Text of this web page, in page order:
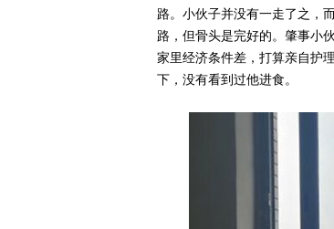
路。小伙子并没有一走了之，
路，但骨头是完好的。肇事小
家里经济条件差，打算亲自护
下，没有看到过他进食。